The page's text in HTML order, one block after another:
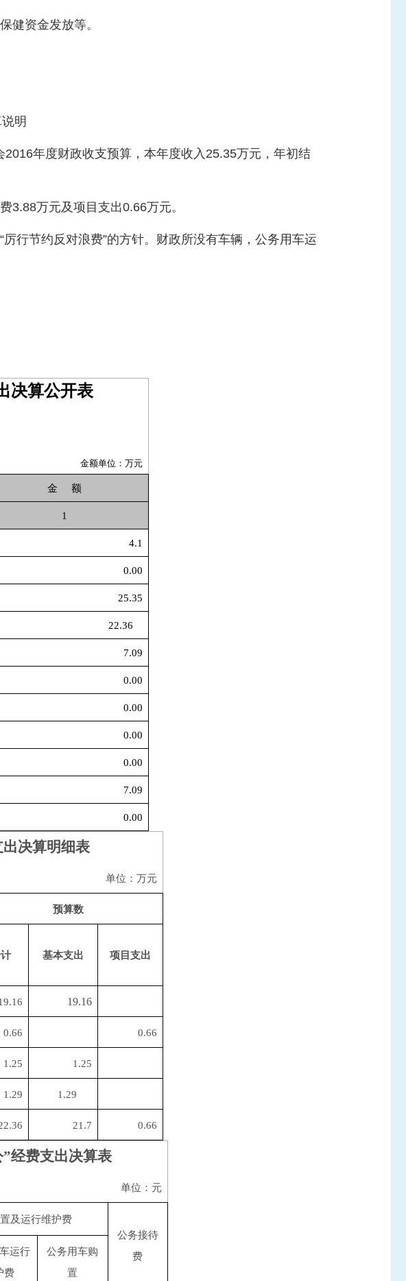
健资金发放等。
明
年度财政收支预算，本年度收入25.35万元，年初结
3.88万元及项目支出0.66万元。
行节约反对浪费”的方针。财政所没有车辆，公务用车运
决算公开表
金额单位：万元
金 额
1
4.1
0.00
25.35
22.36
7.09
0.00
0.00
0.00
0.00
7.09
0.00
决算明细表
单位：万元
预算数
基本支出
项目支出
19.16
0.66 0.66
1.25 1.25
1.29 1.29
21.7 0.66
经费支出决算表
单位：元
及运行维护费
公务接待
费
运行
费
公务用车购
置